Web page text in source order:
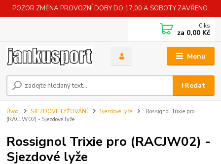
POZOR ZMĚNA PROVOZNÍ DOBY DO 17,00 A SOBOTY ZAVŘENO.
Menu
Hledat
0 ks
za 0,00 Kč
Úvod SJEZDOVÉ LYŽOVÁNÍ Sjezdové lyže
Rossignol Trixie pro
(RACJW02) - Sjezdové lyže
Rossignol Trixie pro (RACJW02) -
Sjezdové lyže